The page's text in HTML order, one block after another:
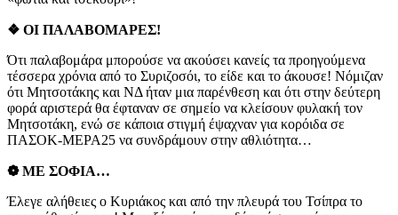
❖ ΟΙ ΠΑΛΑΒΟΜΑΡΕΣ!
Ότι παλαβομάρα μπορούσε να ακούσει κανείς τα προηγούμενα
τέσσερα χρόνια από το Συριζοσόι, το είδε και το άκουσε! Νόμιζαν
ότι Μητσοτάκης και ΝΔ ήταν μια παρένθεση και ότι στην δεύτερη
φορά αριστερά θα έφταναν σε σημείο να κλείσουν φυλακή τον
Μητσοτάκη, ενώ σε κάποια στιγμή έψαχναν για κορόιδα σε
ΠΑΣΟΚ-ΜΕΡΑ25 να συνδράμουν στην αθλιότητα…
❁ ΜΕ ΣΟΦΙΑ…
Έλεγε αλήθειες ο Κυριάκος και από την πλευρά του Τσίπρα το